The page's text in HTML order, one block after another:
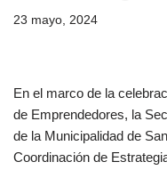
23 mayo, 2024
En el marco de la
de Emprendedores, la
de la Municipalidad de
Coordinación de